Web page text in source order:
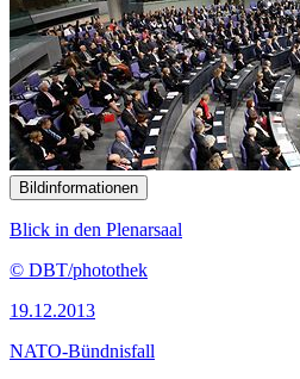
Bildinformationen
Blick in den Plenarsaal
© DBT/photothek
19.12.2013
NATO-Bündnisfall